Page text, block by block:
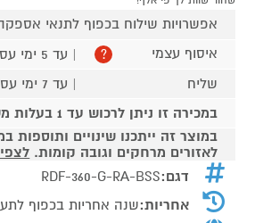
אפשרויות שילוח בכפוף לתנאי
איסוף עצמי
? | עד 5 ימי עסקים |
שליח
| עד 7 ימי עסקים |
במכירה זו ניתן לרכוש עד 1 בעלות משלוח אחד
במוצר זה ייתכנו שינויים ותוספות
לאזורים מרחקים וגובה קומות.
דגם:RDF-360-G-RA-BSS
אחריות:שנה אחריות בכפוף